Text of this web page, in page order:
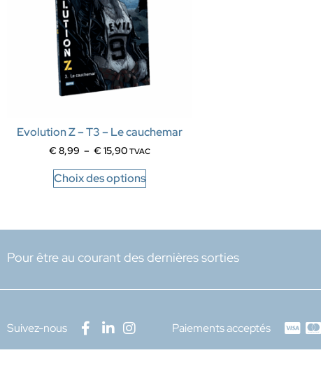
Evolution Z – T3 – Le cauchemar
€8,99 – €15,90 TVAC
Choix des options
Pour être au courant des dernières sorties
Suivez-nous Paiements acceptés